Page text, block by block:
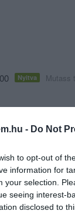
- Do Not
to opt-out of
information for
your selection.
seeing interest-
disclosed to
Nyitva Mutass
Melegétel,